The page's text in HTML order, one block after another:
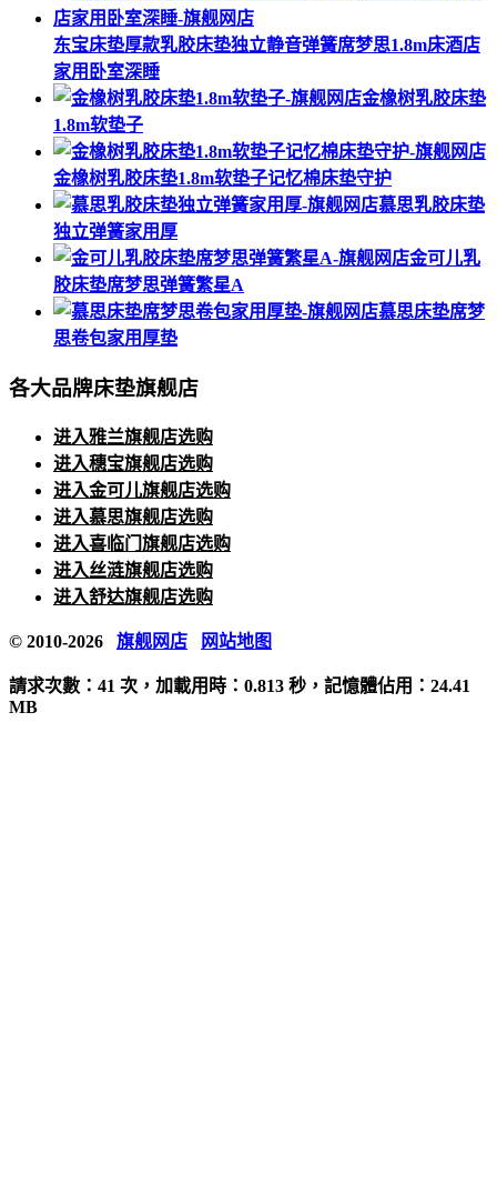
东宝床垫厚款乳胶床垫独立静音弹簧席梦思1.8m床酒店
家用卧室深睡
金橡树乳胶床垫
1.8m软垫子
金橡树乳胶床垫1.8m软垫子记忆棉床垫守护
慕思乳胶床垫
独立弹簧家用厚
金可儿乳
胶床垫席梦思弹簧繁星A
慕思床垫席梦
思卷包家用厚垫
各大品牌床垫旗舰店
进入雅兰旗舰店选购
进入穗宝旗舰店选购
进入金可儿旗舰店选购
进入慕思旗舰店选购
进入喜临门旗舰店选购
进入丝涟旗舰店选购
进入舒达旗舰店选购
© 2010-2026 旗舰网店 网站地图
請求次數：41 次，加載用時：0.813 秒，記憶體佔用：24.41
MB